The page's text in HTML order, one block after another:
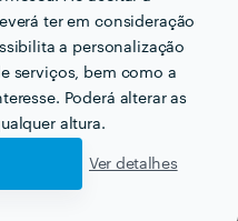
ter em consideração
a personalização
serviços, bem como a
Poderá alterar as
altura.
Ver detalhes
Estou muito